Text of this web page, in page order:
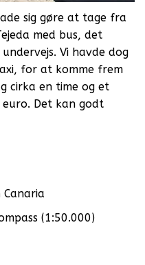
sig gøre at tage fra
med bus, det
Vi havde dog
for at komme frem
cirka en time og et
Det kan godt
Canaria
(1:50.000)